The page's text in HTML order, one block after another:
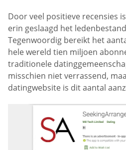
Door veel positieve recensies
erin geslaagd het
Tegenwoordig bereikt het
hele wereld tien miljoen
traditionele
misschien niet verrassend,
datingwebsite is dit aantal